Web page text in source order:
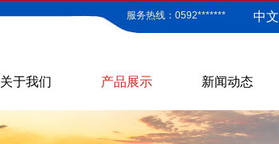
中文
服务热线：0592*******
关于我们 产品展示 新闻动态